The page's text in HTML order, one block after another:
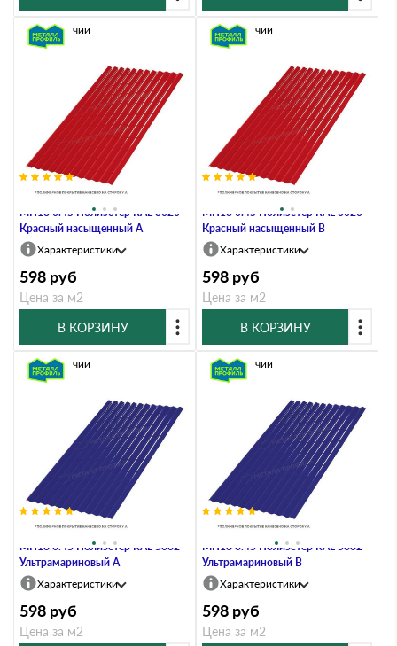
Профлист Металл Профиль
МП18 0.45 Полиэстер RAL 3020
Красный насыщенный A
В наличии
Характеристики
598 руб
Цена за м2
В КОРЗИНУ
Профлист Металл Профиль
МП18 0.45 Полиэстер RAL 3020
Красный насыщенный B
В наличии
Характеристики
598 руб
Цена за м2
В КОРЗИНУ
Профлист Металл Профиль
МП18 0.45 Полиэстер RAL 5002
Ультрамариновый A
В наличии
Характеристики
598 руб
Цена за м2
Профлист Металл Профиль
МП18 0.45 Полиэстер RAL 5002
Ультрамариновый B
В наличии
Характеристики
598 руб
Цена за м2